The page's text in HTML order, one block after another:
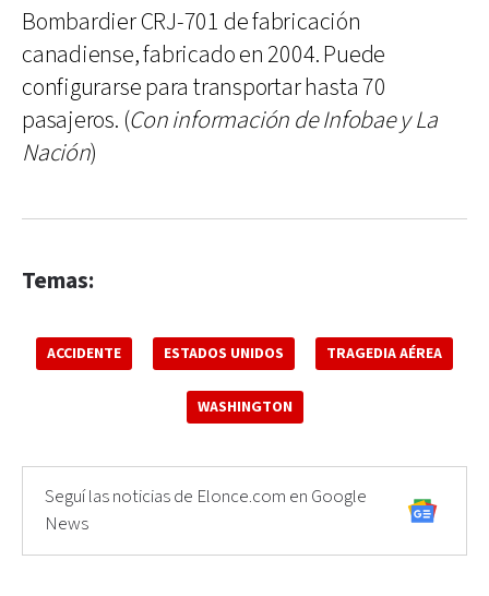
Bombardier CRJ-701 de fabricación
canadiense, fabricado en 2004. Puede
configurarse para transportar hasta 70
pasajeros. (Con información de Infobae y La
Nación)
Temas:
ACCIDENTE ESTADOS UNIDOS TRAGEDIA AÉREA
WASHINGTON
Seguí las noticias de Elonce.com en Google
News